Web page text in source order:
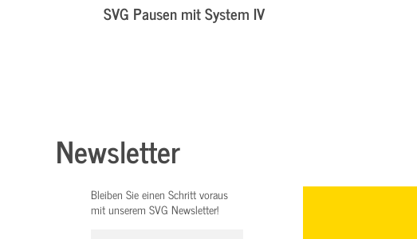
SVG Pausen mit System IV
Newsletter
Bleiben Sie einen Schritt voraus
mit unserem SVG Newsletter!